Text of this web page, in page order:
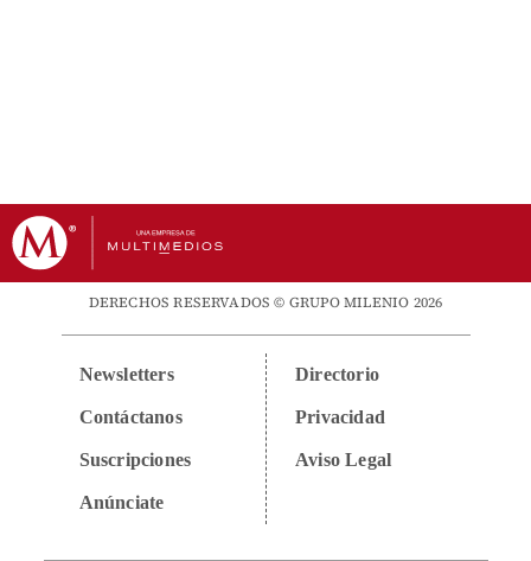
DERECHOS RESERVADOS © GRUPO MILENIO 2026
Newsletters
Contáctanos
Suscripciones
Anúnciate
Directorio
Privacidad
Aviso Legal